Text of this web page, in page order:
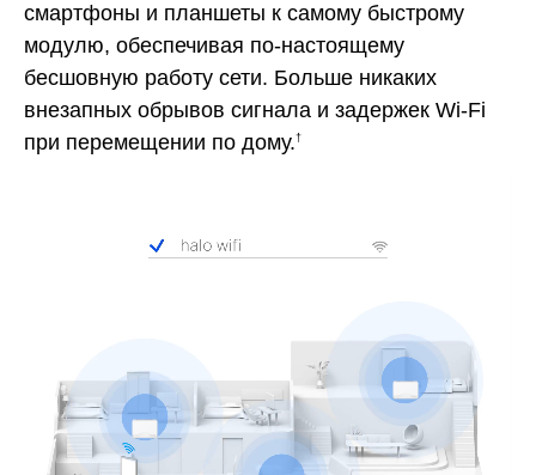
смартфоны и планшеты к самому быстрому
модулю, обеспечивая по-настоящему
бесшовную работу сети. Больше никаких
внезапных обрывов сигнала и задержек Wi-Fi
при перемещении по дому.†